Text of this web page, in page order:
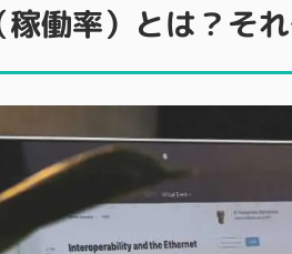
稼働率）とは？そ